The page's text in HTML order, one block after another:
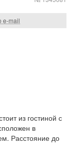
e-mail
из гостиной с
в
Расстояние до